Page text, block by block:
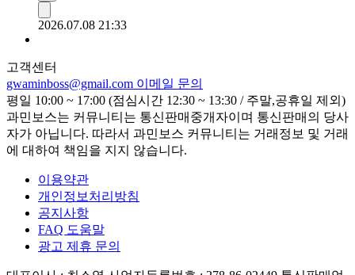
2026.07.08 21:33
고객센터
gwaminboss@gmail.com 이메일 문의
평일 10:00 ~ 17:00 (점심시간 12:30 ~ 13:30 / 주말,공휴일 제외)
과민보스는 커뮤니티는 통신판매중개자이며 통신판매의 당사
자가 아닙니다. 따라서 과민보스 커뮤니티는 거래정보 및 거래
에 대하여 책임을 지지 않습니다.
이용약관
개인정보처리방침
공지사항
FAQ 도움말
광고 제휴 문의